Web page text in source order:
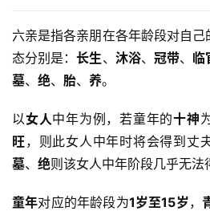
六亲是指各亲朋在各年龄段对自
态分别是：长生、 沐浴、 冠带、 临
墓、 绝、 胎、 养。
以女人中年为例，若童年的十神
旺，则此女人中年时将会得到丈
墓、 绝则该女人中年阶段几乎无法
童年对应的年龄段为1岁至15岁，